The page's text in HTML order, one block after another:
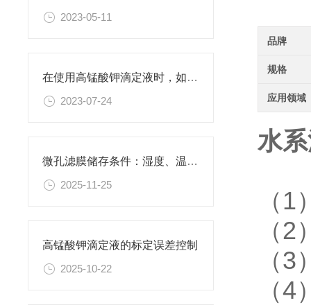
2023-05-11
在使用高锰酸钾滴定液时，如何判断终点已经达到？
2023-07-24
微孔滤膜储存条件：湿度、温度与有效期管理指南
2025-11-25
高锰酸钾滴定液的标定误差控制
2025-10-22
品牌
规格
应用领域
水
（
（
（
（